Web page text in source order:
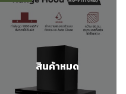
สินค้าหมด